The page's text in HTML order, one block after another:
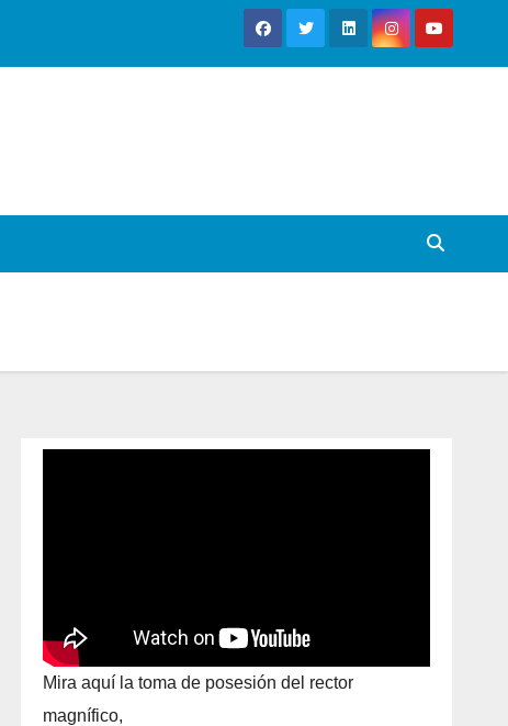
Mira aquí la toma de posesión del rector
magnífico,